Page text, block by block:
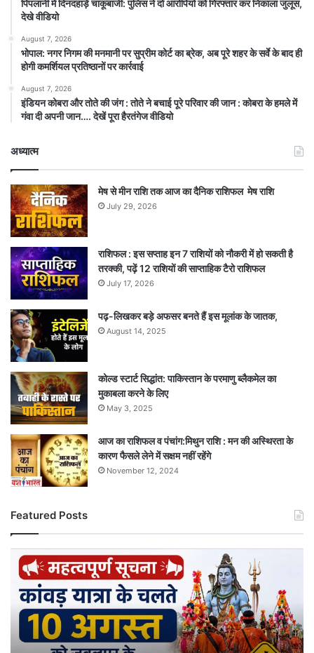
पिपलानी में दिनदहाड़े चाकूबाजी: पुलिस ने दो आरोपियों को गिरफ्तार कर निकाला जुलूस,
देखे वीडियो
August 7, 2026
भोपाल: नगर निगम की मनमानी पर सुप्रीम कोर्ट का ब्रेक, अब पूरे शहर के सर्वे के बाद ही
होगी कमर्शियल प्रतिष्ठानों पर कार्रवाई
August 7, 2026
इंडियन कोबरा और तोते की जंग : तोते ने बचाई पूरे परिवार की जान : कोबरा के हमले में
गंवा दी अपनी जान…. देखें पूरा हैरतंगेज वीडियो
अध्यात्म
मेष से मीन राशि तक आज का दैनिक राशिफल मेष राशि
July 29, 2026
राशिफल : इस सप्ताह इन 7 राशियों को नौकरी में हो सकती है
तरक्की, पढ़ें 12 राशियों की साप्ताहिक टैरो राशिफल
July 17, 2026
पढ़-लिखकर बड़े अफसर बनते हैं इस मूलांक के जातक,
August 14, 2025
कोल्ड स्टार्ट सिद्धांत: पाकिस्तान के परमाणु ब्लैकमेल का
मुकाबला करने के लिए
May 3, 2025
आज का राशिफल व पंचांग:मिथुन राशि : मन की अस्थिरता के
कारण फैसले लेने में सक्षम नहीं रहेंगे
November 12, 2024
Featured Posts
कांवड़
यात्रा
चलते
10